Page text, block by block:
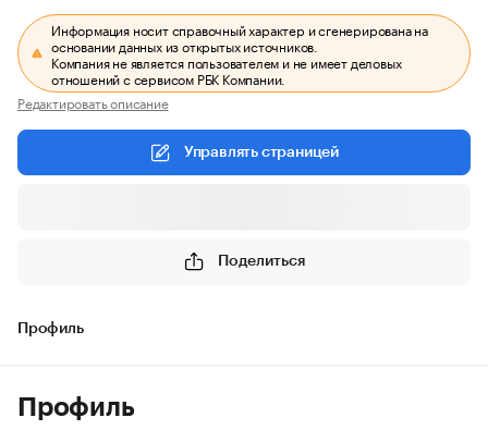
Информация носит справочный характер и сгенерирована на
основании данных из открытых источников.
Компания не является пользователем и не имеет деловых
отношений с сервисом РБК Компании.
Редактировать описание
Управлять страницей
Поделиться
Профиль
Профиль